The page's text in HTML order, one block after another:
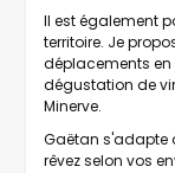
Il est également
territoire. Je
déplacements en
dégustation de
Minerve.
Gaëtan s'adapte
rêvez selon vos